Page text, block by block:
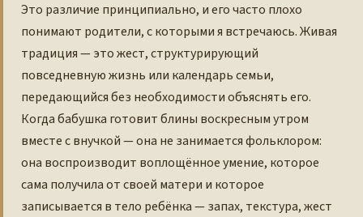
Это различие принципиально, и его часто плохо
понимают родители, с которыми я встречаюсь. Живая
традиция — это жест, структурирующий
повседневную жизнь или календарь семьи,
передающийся без необходимости объяснять его.
Когда бабушка готовит блины воскресным утром
вместе с внучкой — она не занимается фольклором:
она воспроизводит воплощённое умение, которое
сама получила от своей матери и которое
записывается в тело ребёнка — запах, текстура, жест